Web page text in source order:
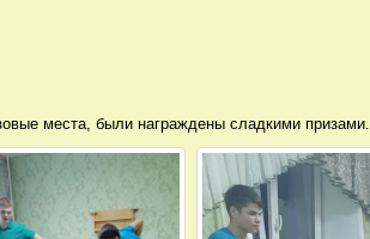
места, были награждены сладкими призами.